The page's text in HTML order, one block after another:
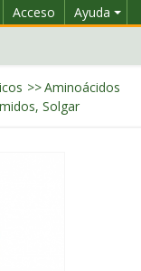
Ayuda
Acceso
>>Aminoácidos
Solgar